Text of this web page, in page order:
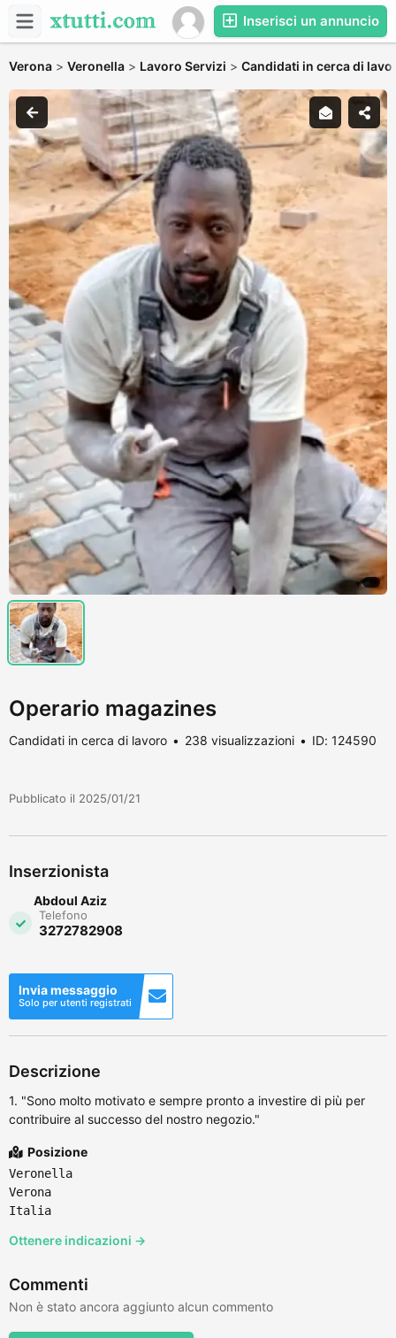
Inserisci un annuncio
Verona > Veronella > Lavoro Servizi > Candidati in cerca di
Operario magazines
Candidati in cerca di lavoro 238 visualizzazioni ID: 124590
Pubblicato il 2025/01/21
Inserzionista
Abdoul Aziz
Telefono
3272782908
Invia messaggio
Solo per utenti registrati
Descrizione
1. "Sono molto motivato e sempre pronto a investire di più per
contribuire al successo del nostro negozio."
Posizione
Veronella
Verona
Italia
Ottenere indicazioni →
Commenti
Non è stato ancora aggiunto alcun commento